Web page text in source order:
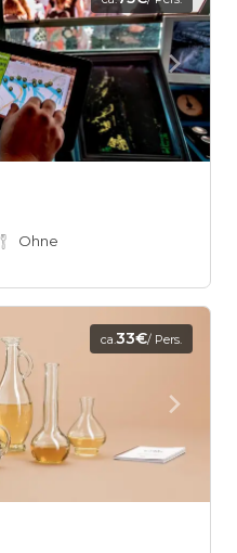
Ohne
ca.33€/ Pers.